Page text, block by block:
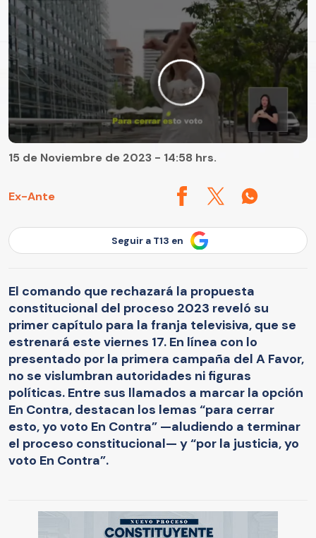
Ex-Ante
15 de Noviembre de 2023 - 14:58 hrs.
Seguir a T13 en
El comando que rechazará la propuesta
constitucional del proceso 2023 reveló su
primer capítulo para la franja televisiva, que se
estrenará este viernes 17. En línea con lo
presentado por la primera campaña del A Favor,
no se vislumbran autoridades ni figuras
políticas. Entre sus llamados a marcar la opción
En Contra, destacan los lemas “para cerrar
esto, yo voto En Contra” —aludiendo a terminar
el proceso constitucional— y “por la justicia, yo
voto En Contra”.